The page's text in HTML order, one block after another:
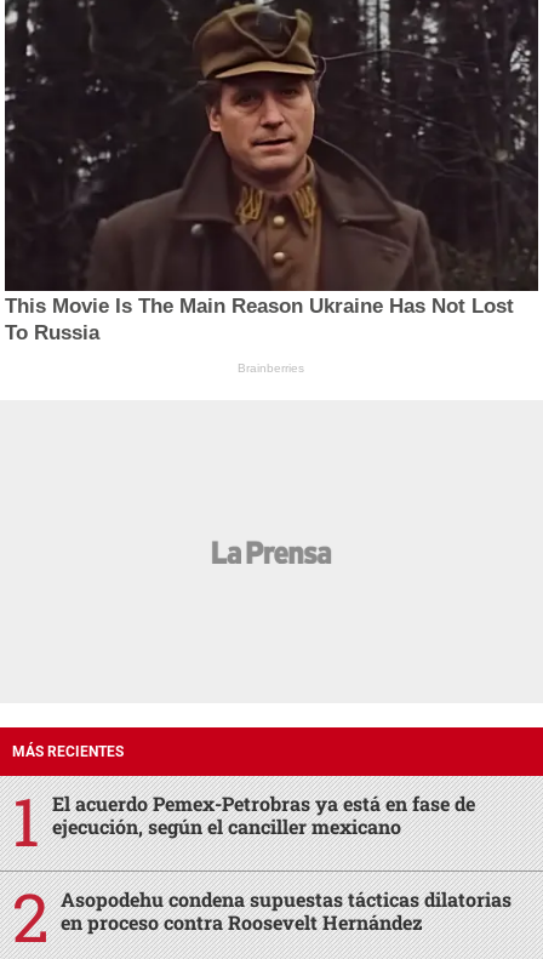
This Movie Is The Main Reason Ukraine Has Not Lost
To Russia
Brainberries
MÁS RECIENTES
El acuerdo Pemex-Petrobras ya está en fase de
ejecución, según el canciller mexicano
Asopodehu condena supuestas tácticas dilatorias
en proceso contra Roosevelt Hernández